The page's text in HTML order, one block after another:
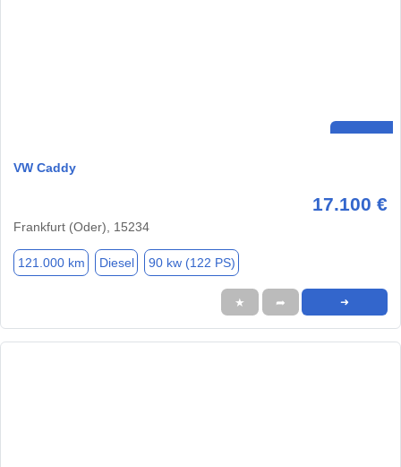
VW Caddy
17.100 €
Frankfurt (Oder), 15234
121.000 km Diesel 90 kw (122 PS)
★ ➦ ➜